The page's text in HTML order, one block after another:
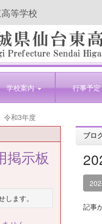
等学校
学校案内 行事予定
令和3年度
ブロ
記事
掲示板
します。